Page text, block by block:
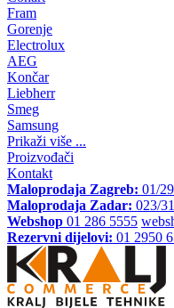
Fram
Gorenje
Electrolux
AEG
Končar
Liebherr
Smeg
Samsung
Prikaži više ...
Proizvođači
Kontakt
Maloprodaja Zagreb: 01/
Maloprodaja Zadar: 023/
Webshop 01 286 5555
Rezervni dijelovi: 01 2950